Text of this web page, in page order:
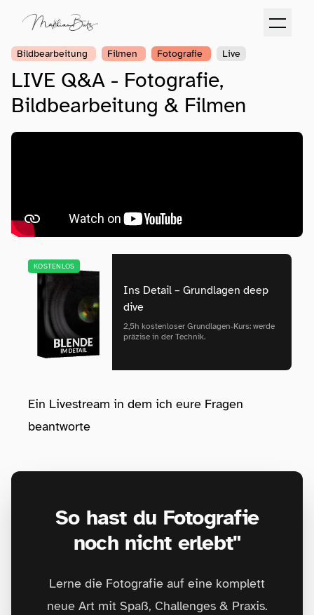
Bildbearbeitung Filmen Fotografie Live
LIVE Q&A - Fotografie,
Bildbearbeitung & Filmen
KOSTENLOS
Ins Detail – Grundlagen deep
dive
2,5h kostenloser Grundlagen‑Kurs: werde
präzise in der Technik.
Ein Livestream in dem ich eure Fragen
beantworte
So hast du Fotografie
noch nicht erlebt"
Lerne die Fotografie auf eine komplett
neue Art mit Spaß, Challenges & Praxis.